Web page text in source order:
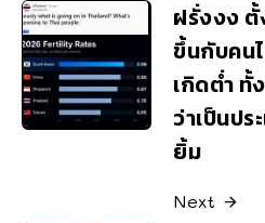
ฝรั่งงง ตั้
ขึ้นกับคน
เกิดต่ำ ทั้
ว่าเป็นป
ยิ้ม
Next